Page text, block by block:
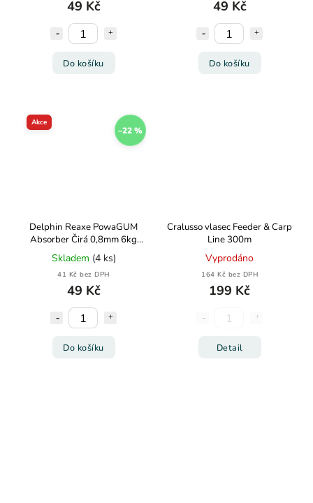
49 Kč
Do košíku
49 Kč
Do košíku
Akce
–22 %
Delphin Reaxe PowaGUM
Absorber Čirá 0,8mm 6kg
10m
Skladem (4 ks)
41 Kč bez DPH
49 Kč
Do košíku
Cralusso vlasec Feeder & Carp
Line 300m
Vyprodáno
164 Kč bez DPH
199 Kč
Detail